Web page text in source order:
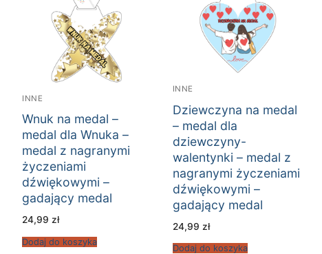
INNE
Wnuk na medal –
medal dla Wnuka –
medal z nagranymi
życzeniami
dźwiękowymi –
gadający medal
24,99 zł
Dodaj do koszyka
INNE
Dziewczyna na medal
– medal dla
dziewczyny-
walentynki – medal z
nagranymi życzeniami
dźwiękowymi –
gadający medal
24,99 zł
Dodaj do koszyka